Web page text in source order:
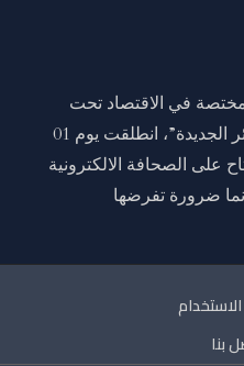
في الاقتصاد تحت
شعار “نافذة على اقتصاد الجزائر الجديدة”، انطلقت يوم 01
على الصحافة الالكترونية
ضرورة تفرضها
بنا